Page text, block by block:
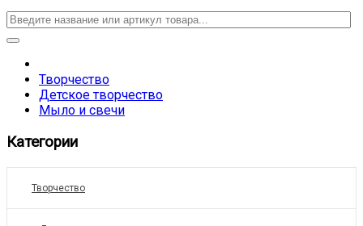
Творчество
Детское творчество
Мыло и свечи
Категории
Творчество